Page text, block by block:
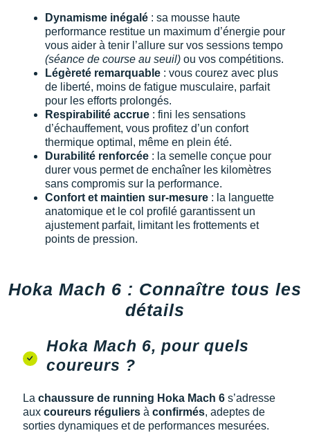
Dynamisme inégalé : sa mousse haute
performance restitue un maximum d’énergie pour
vous aider à tenir l’allure sur vos sessions tempo
(séance de course au seuil) ou vos compétitions.
Légèreté remarquable : vous courez avec plus
de liberté, moins de fatigue musculaire, parfait
pour les efforts prolongés.
Respirabilité accrue : fini les sensations
d’échauffement, vous profitez d’un confort
thermique optimal, même en plein été.
Durabilité renforcée : la semelle conçue pour
durer vous permet de enchaîner les kilomètres
sans compromis sur la performance.
Confort et maintien sur-mesure : la languette
anatomique et le col profilé garantissent un
ajustement parfait, limitant les frottements et
points de pression.
Hoka Mach 6 : Connaître tous les
détails
Hoka Mach 6, pour quels
coureurs ?
La chaussure de running Hoka Mach 6 s’adresse
aux coureurs réguliers à confirmés, adeptes de
sorties dynamiques et de performances mesurées.